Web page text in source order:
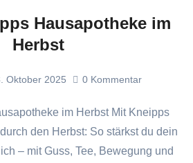
Hausapotheke im
Herbst
Oktober 2025 0 Kommentar
den Herbst: So stärkst du dein
– mit Guss, Tee, Bewegung und